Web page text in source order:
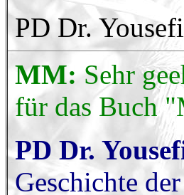
PD Dr.
MM: Sehr
für das Buch
PD Dr.
Geschichte